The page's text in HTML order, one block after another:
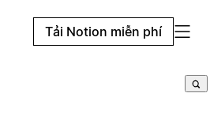
Tải Notion miễn phí